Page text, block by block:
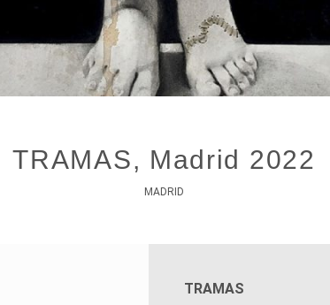
TRAMAS, Madrid 2022
MADRID
TRAMAS